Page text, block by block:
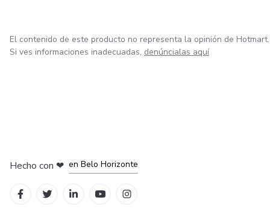
El contenido de este producto no representa la opinión de Hotmart.
Si ves informaciones inadecuadas, denúncialas aquí
Hecho con ❤ en Belo Horizonte